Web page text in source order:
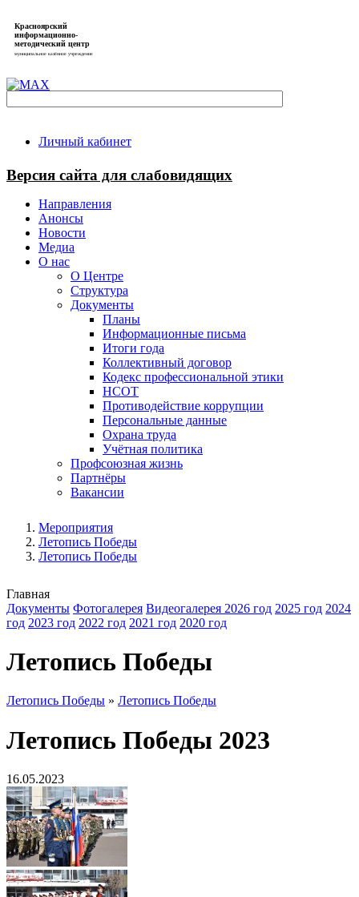
Красноярский
информационно-
методический центр
муниципальное казённое учреждение
Личный кабинет
Версия сайта для слабовидящих
Направления
Анонсы
Новости
Медиа
О нас
О Центре
Структура
Документы
Планы
Информационные письма
Итоги года
Коллективный договор
Кодекс профессиональной этики
НСОТ
Противодействие коррупции
Персональные данные
Охрана труда
Учётная политика
Профсоюзная жизнь
Партнёры
Вакансии
Мероприятия
Летопись Победы
Летопись Победы
Главная
Документы Фотогалерея Видеогалерея 2026 год 2025 год 2024
год 2023 год 2022 год 2021 год 2020 год
Летопись Победы
Летопись Победы » Летопись Победы
Летопись Победы 2023
16.05.2023